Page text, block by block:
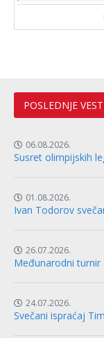
POSLEDNJE
06.08.2026.
Susret olimpijskih
01.08.2026.
Ivan Todorov
26.07.2026.
Međunarodni
24.07.2026.
Svečani ispraćaj